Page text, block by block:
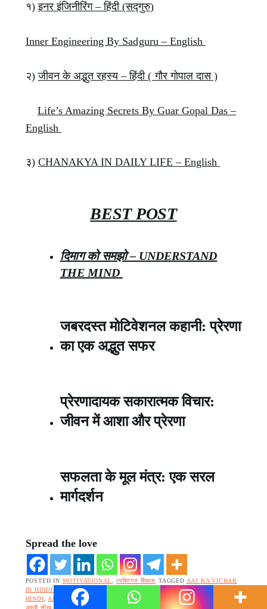
१)इनर इंजिनीरिंग – हिंदी (सद्गुरु)
Inner Engineering By Sadguru – English
२)जीवन के अद्भुत रहस्य – हिंदी ( गौर गोपाल दास )
Life’s Amazing Secrets By Guar Gopal Das –
English
३) CHANAKYA IN DAILY LIFE – English
BEST POST
दिमाग को समझो – UNDERSTAND
THE MIND
जबरदस्त मोटिवेशनल कहानी: प्रेरणा
का एक अद्भुत सफर
प्रेरणादायक सकारात्मक विचार:
जीवन में आशा और प्रेरणा
सफलता के मूल मंत्र: एक सरल
मार्गदर्शन
Spread the love
POSTED IN MOTIVATIONAL व्यक्तिगत विकास TAGGED AAJ KA VICHAR
IN HINDI MOTIVATIONAL
ACCHE VICHAR ,ACHHE VICHAR IN
HINDI
ANMOL GYAN KI BAATEIN,LIFE ACHHE VICHAR IN HINDI
,
अच्छी सीख देने वाली कहानी
जीवन की सीख